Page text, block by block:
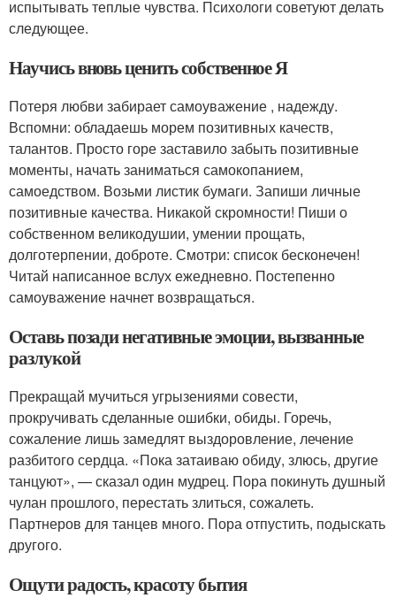
испытывать теплые чувства. Психологи советуют делать
следующее.
Научись вновь ценить собственное Я
Потеря любви забирает самоуважение , надежду.
Вспомни: обладаешь морем позитивных качеств,
талантов. Просто горе заставило забыть позитивные
моменты, начать заниматься самокопанием,
самоедством. Возьми листик бумаги. Запиши личные
позитивные качества. Никакой скромности! Пиши о
собственном великодушии, умении прощать,
долготерпении, доброте. Смотри: список бесконечен!
Читай написанное вслух ежедневно. Постепенно
самоуважение начнет возвращаться.
Оставь позади негативные эмоции, вызванные
разлукой
Прекращай мучиться угрызениями совести,
прокручивать сделанные ошибки, обиды. Горечь,
сожаление лишь замедлят выздоровление, лечение
разбитого сердца. «Пока затаиваю обиду, злюсь, другие
танцуют», — сказал один мудрец. Пора покинуть душный
чулан прошлого, перестать злиться, сожалеть.
Партнеров для танцев много. Пора отпустить, подыскать
другого.
Ощути радость, красоту бытия